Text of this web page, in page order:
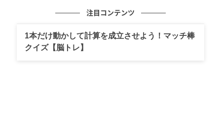
注目コンテンツ
1本だけ動かして計算を成立させよう！マッチ棒
クイズ【脳トレ】